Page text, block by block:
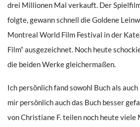
drei Millionen Mal verkauft. Der
folgte, gewann schnell die Goldene
Montreal World Film Festival in der
Film“ ausgezeichnet. Noch heute
die beiden Werke gleichermaßen.
Ich persönlich fand sowohl Buch als
mir persönlich auch das Buch besser
von Christiane F. teilen noch heute viele